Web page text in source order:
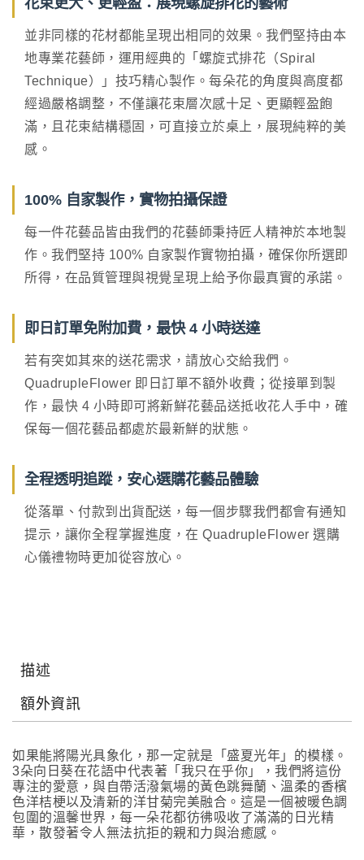
並非同樣的花材都能呈現出相同的效果。我們堅持由本
地專業花藝師，運用經典的「螺旋式排花（Spiral
Technique）」技巧精心製作。每朵花的角度與高度都
經過嚴格調整，不僅讓花束層次感十足、更顯輕盈飽
滿，且花束結構穩固，可直接立於桌上，展現純粹的美
感。
100% 自家製作，實物拍攝保證
每一件花藝品皆由我們的花藝師秉持匠人精神於本地製
作。我們堅持 100% 自家製作實物拍攝，確保你所選即
所得，在品質管理與視覺呈現上給予你最真實的承諾。
即日訂單免附加費，最快 4 小時送達
若有突如其來的送花需求，請放心交給我們。
QuadrupleFlower 即日訂單不額外收費；從接單到製
作，最快 4 小時即可將新鮮花藝品送抵收花人手中，確
保每一個花藝品都處於最新鮮的狀態。
全程透明追蹤，安心選購花藝品體驗
從落單、付款到出貨配送，每一個步驟我們都會有通知
提示，讓你全程掌握進度，在 QuadrupleFlower 選購
心儀禮物時更加從容放心。
描述
額外資訊
如果能將陽光具象化，那一定就是「盛夏光年」的模樣。
3朵向日葵在花語中代表著「我只在乎你」，我們將這份
專注的愛意，與自帶活潑氣場的黃色跳舞蘭、溫柔的香檳
色洋桔梗以及清新的洋甘菊完美融合。這是一個被暖色調
包圍的溫馨世界，每一朵花都彷彿吸收了滿滿的日光精
華，散發著令人無法抗拒的親和力與治癒感。